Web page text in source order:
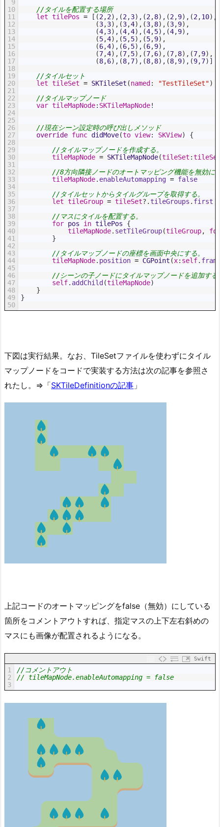
9
10
11
12
13
14
15
16
17
18
19
20
21
22
23
24
25
26
27
28
29
30
31
32
33
34
35
36
37
38
39
40
41
42
43
44
45
46
47
48
49
50
//タイルを配置する場所
let tilePos = [ (2,2) , (2,3) , (2,8) , (2,9) , (2,10) ,
(3,3) , (3,4) , (3,8) , (3,9) ,
(4,3) , (4,4) , (4,5) , (4,9) ,
(5,4) , (5,5) , (5,9) ,
(6,4) , (6,5) , (6,9) ,
(7,4) , (7,5) , (7,6) , (7,8) , (7,9) ,
(8,6) , (8,7) , (8,8) , (8,9) , (9,7) ]
//タイルセット
let tileSet = SKTileSet (named : "TestTileSet")
//タイルマップノード
var tileMapNode: SKTileMapNode!
//現在シーン設定時の呼び出しメソッド
override func didMove(to view: SKView)
{
//タイルマップノードを作成する。
tileMapNode = SKTileMapNode(tileSet :
//8方向隣接ノードのオートマッピング機能を無効に
tileMapNode. enableAutomapping = false
//タイルセットからタイルグループを取得する。
let tileGroup = tileSet? . tileGroups . first
//マスにタイルを配置する。
for pos in tilePos
{
tileMapNode. setTileGroup(tileGroup,
}
//タイルマップノードの座標を画面中央にする。
tileMapNode. position = CGPoint (x: self.
//シーンの子ノードにタイルマップノードを追加する
self. addChild (tileMapNode)
}
}
下図は実行結果。なお、TileSetファイルを使わずにタイル
マップノードをコードで実装する方法は次の記事を参照さ
れたし。⇒「SKTileDefinitionの記事 」
上記コードのオートマッピングをfalse（無効）にしている
箇所をコメントアウトすれば、指定マスの上下左右斜めの
マスにも画像が配置されるようになる。
Swift
1
2
3
//コメントアウト
// tileMapNode.enableAutomapping = false